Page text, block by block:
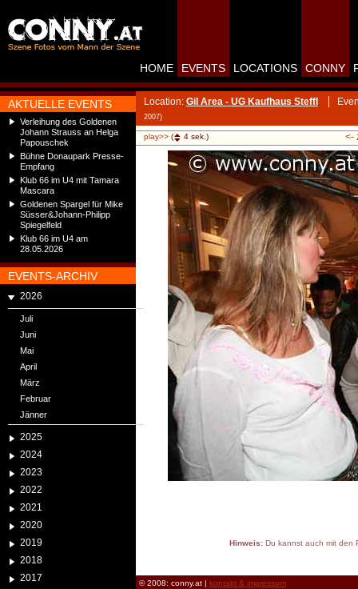
AKTUELLE EVENTS
Verleihung des Goldenen
Johann Strauss an Helga
Papouschek
Bühne Donaupark Presse-
Empfang
Klub 66 im U4 mit Tamara
Mascara
Goldenen Spargel für Mike
Süsser&Johann-Philipp
Spiegelfeld
Klub 66 im U4 am
28.05.2026
EVENTS-ARCHIV
2026
Juli
Juni
Mai
April
März
Februar
Jänner
2025
2024
2023
2022
2021
2020
2019
2018
2017
HOME EVENTS LOCATIONS CONNY
Location: Gil Area - UG Kaufhaus Steffl
2007)
play>> ( 4 sek.) <-
Hinweis:Du kannst auch mit den
© 2008: conny.at | kontakt & impressum